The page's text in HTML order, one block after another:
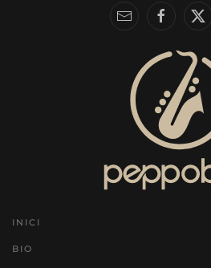
INICI
BIO